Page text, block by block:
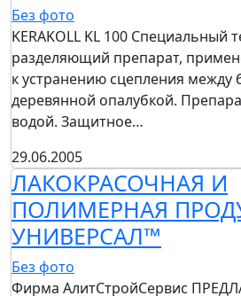
Без фото
KERAKOLL KL 100 Специальный
разделяющий препарат,
к устранению сцепления между
деревянной опалубкой.
водой. Защитное…
29.06.2005
ЛАКОКРАСОЧНАЯ И
ПОЛИМЕРНАЯ
УНИВЕРСАЛ™
Без фото
Фирма АлитСтройСервис